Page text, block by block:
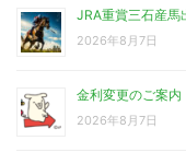
JRA重賞三石産馬
2026年8月7日
金利変更のご案内
2026年8月7日